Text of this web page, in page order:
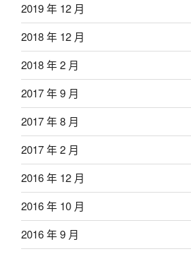
2019 年 12 月
2018 年 12 月
2018 年 2 月
2017 年 9 月
2017 年 8 月
2017 年 2 月
2016 年 12 月
2016 年 10 月
2016 年 9 月